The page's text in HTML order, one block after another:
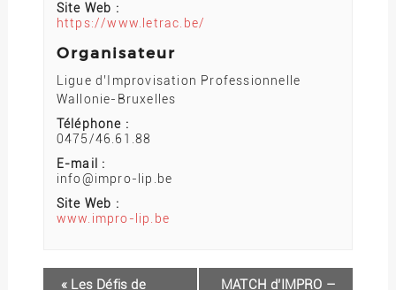
Site Web :
https://www.letrac.be/
Organisateur
Ligue d’Improvisation Professionnelle
Wallonie-Bruxelles
Téléphone :
0475/46.61.88
E-mail :
info@impro-lip.be
Site Web :
www.impro-lip.be
« Les Défis de MATCH d’IMPRO –